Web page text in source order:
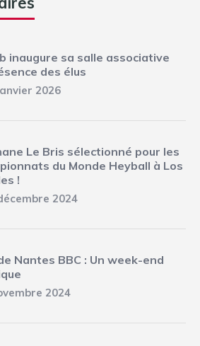
inaugure sa salle associative
des élus
2026
Le Bris sélectionné pour les
du Monde Heyball à Los
!
2024
Nantes BBC : Un week-end
2024